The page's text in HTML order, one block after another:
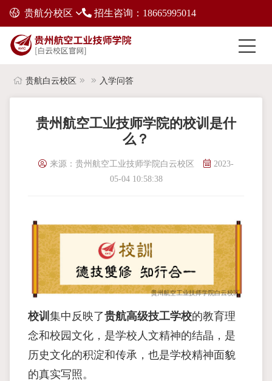
贵航分校区 招生咨询：18665995014
贵航白云校区 入学问答
贵州航空工业技师学院的校训是什
么？
来源：贵州航空工业技师学院白云校区
2023-
05-04 10:58:38
校训 集中反映了贵航高级技工学校的教育理
念和校园文化，是学校人文精神的结晶，是
历史文化的积淀和传承，也是学校精神面貌
的真实写照。